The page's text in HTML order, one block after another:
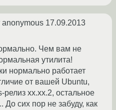
anonymous 17.09.2013
Чем вам не
утилита!
нормально работает
от вашей Ubuntu,
релиз хх.хх.2, остальное
До сих пор не забуду, как